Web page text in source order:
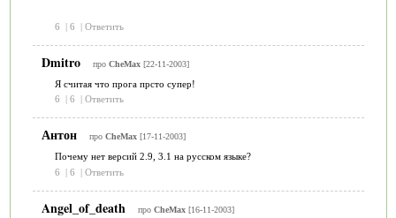
6 | 6 | Ответить
Dmitro про CheMax [22-11-2003]
Я считая что прога прсто супер!
6
| 6 | Ответить
Антон про CheMax [17-11-2003]
Почему нет версий 2.9, 3.1 на русском языке?
6
| 6 | Ответить
Angel_of_death про CheMax [16-11-2003]